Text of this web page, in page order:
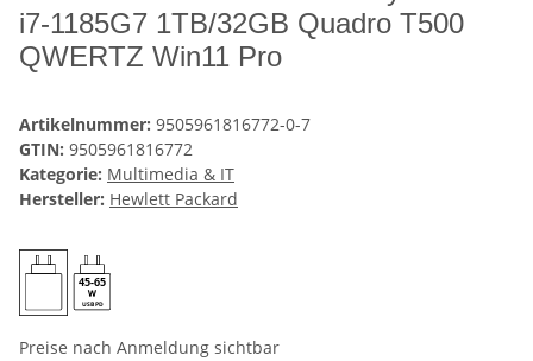
i7-1185G7 1TB/32GB Quadro T500
QWERTZ Win11 Pro
Artikelnummer: 9505961816772-0-7
GTIN: 9505961816772
Kategorie: Multimedia & IT
Hersteller: Hewlett Packard
45-65
USB PD
Preise nach Anmeldung sichtbar